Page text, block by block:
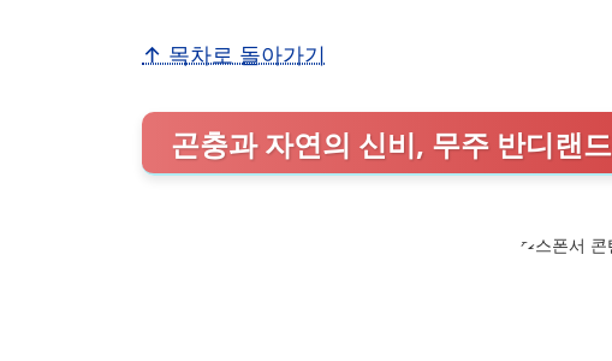
↑ 목차로 돌아가기
곤충과 자연의 신비, 무주 반디랜
스폰서 콘